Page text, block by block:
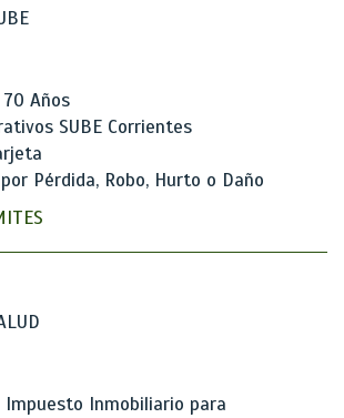
Años
SUBE Corrientes
Pérdida, Robo, Hurto o Daño
Impuesto Inmobiliario para